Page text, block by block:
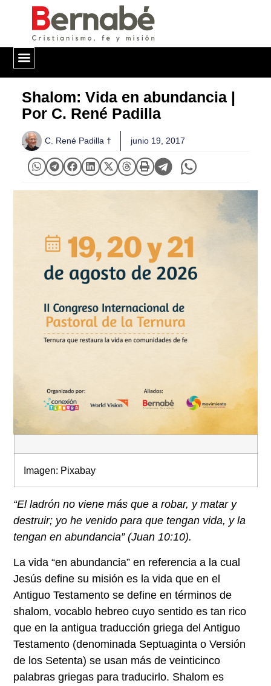
Shalom: Vida en abundancia |
Por C. René Padilla
C. René Padilla † junio 19, 2017
Imagen: Pixabay
“El ladrón no viene más que a robar, y matar y
destruir; yo he venido para que tengan vida, y la
tengan en abundancia” (Juan 10:10).
La vida “en abundancia” en referencia a la cual
Jesús define su misión es la vida que en el
Antiguo Testamento se define en términos de
shalom, vocablo hebreo cuyo sentido es tan rico
que en la antigua traducción griega del Antiguo
Testamento (denominada Septuaginta o Versión
de los Setenta) se usan más de veinticinco
palabras griegas para traducirlo. Shalom es